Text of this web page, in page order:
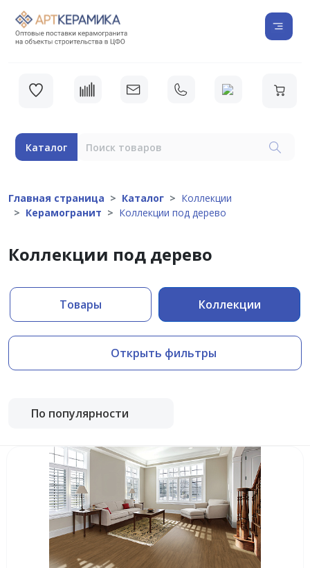
Каталог
Главная страница Каталог
Коллекции
Керамогранит
Коллекции под дерево
Коллекции под дерево
Товары Коллекции
Открыть фильтры
По популярности